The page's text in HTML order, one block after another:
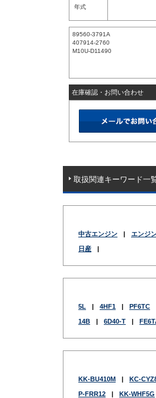
年式
89560-3791A
407914-2760
M10U-D11490
在庫確認・お問い合わせ
取扱関連キーワード一
中古エンジン | エンジ
日産 |
5L | 4HF1 | PF6TC
14B | 6D40-T |
KK-BU410M | KC-
P-FRR12 | KK-WHF5G